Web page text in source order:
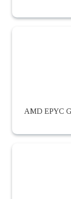
AMD EPYC